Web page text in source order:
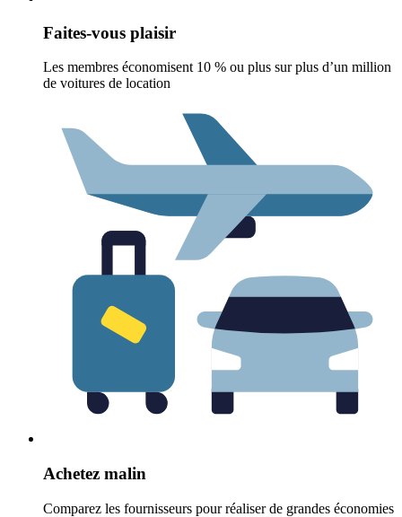
Faites-vous plaisir
Les membres économisent 10 % ou plus sur plus d’un million
de voitures de location
Achetez malin
Comparez les fournisseurs pour réaliser de grandes économies